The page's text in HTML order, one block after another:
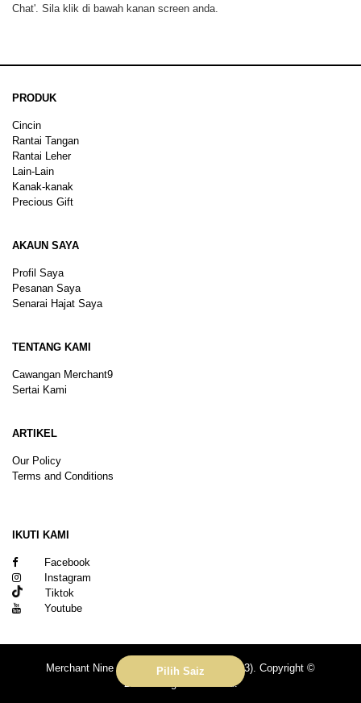
Chat'. Sila klik di bawah kanan screen anda.
Pilih Saiz
PRODUK
Cincin
Rantai Tangan
Rantai Leher
Lain-Lain
Kanak-kanak
Precious Gift
AKAUN SAYA
Profil Saya
Pesanan Saya
Senarai Hajat Saya
TENTANG KAMI
Cawangan Merchant9
Sertai Kami
ARTIKEL
Our Policy
Terms and Conditions
IKUTI KAMI
Facebook
Instagram
Tiktok
Youtube
Merchant Nine Sdn Bhd (No. 201601039113). Copyright ©
2026.All rights reserved.